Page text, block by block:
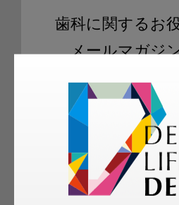
歯科に関するお
メールマガジ
ご登録いただいた職
科衛生士、歯科技工
容のメールマガジン